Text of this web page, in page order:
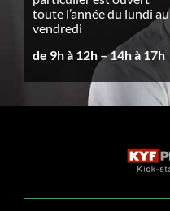
toute l’année du lundi au
vendredi
de 9h à 12h – 14h à 17h